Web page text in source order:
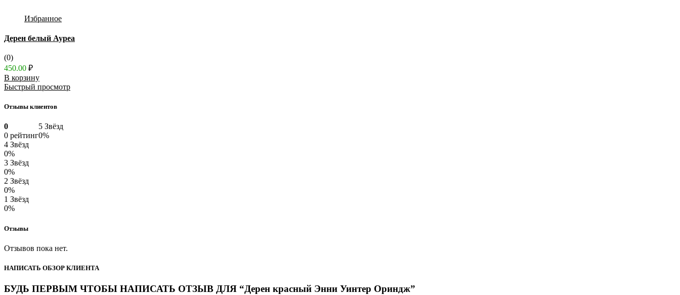
Избранное
Дерен белый Ауреа
(0)
450.00 ₽
В корзину
Быстрый просмотр
Отзывы клиентов
0
0 рейтинг
5 Звёзд
0%
4 Звёзд
0%
3 Звёзд
0%
2 Звёзд
0%
1 Звёзд
0%
Отзывы
Отзывов пока нет.
НАПИСАТЬ ОБЗОР КЛИЕНТА
БУДЬ ПЕРВЫМ ЧТОБЫ НАПИСАТЬ ОТЗЫВ ДЛЯ “Дерен красный Энни Уинтер Ориндж”